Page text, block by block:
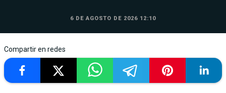
6 DE AGOSTO DE 2026 12:10
Compartir en redes